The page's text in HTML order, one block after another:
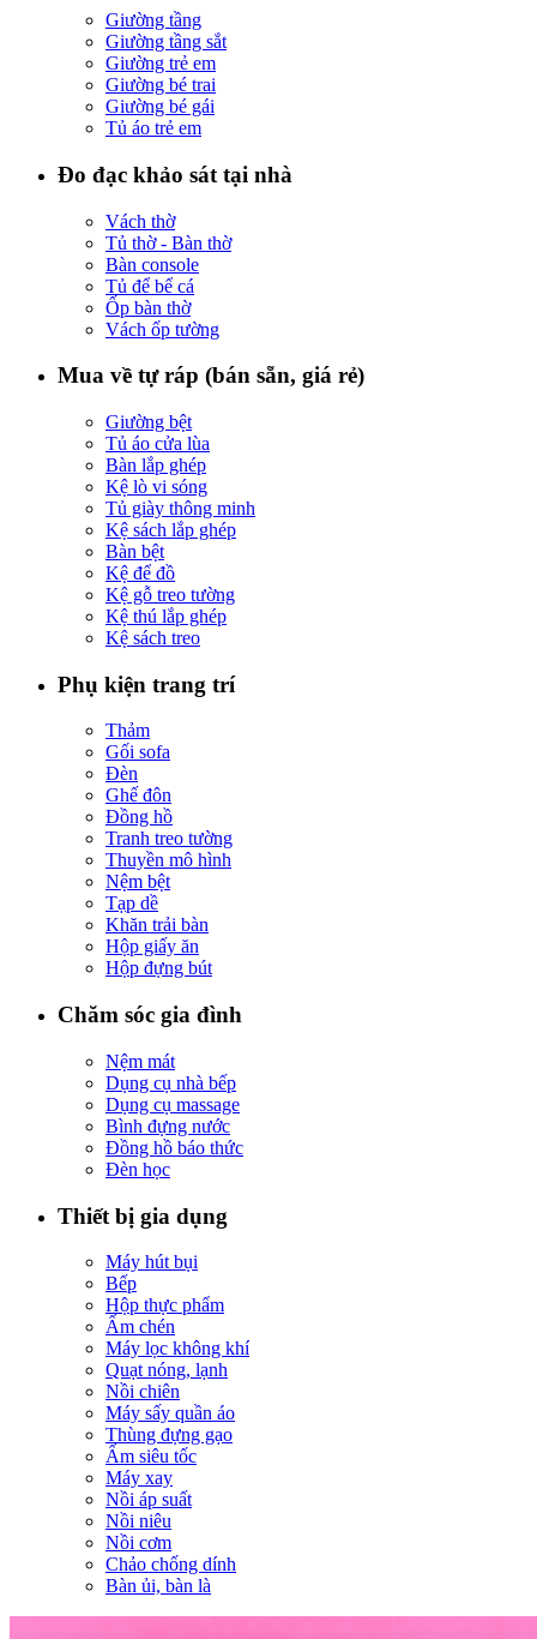
Giường tầng
Giường tầng sắt
Giường trẻ em
Giường bé trai
Giường bé gái
Tủ áo trẻ em
Đo đạc khảo sát tại nhà
Vách thờ
Tủ thờ - Bàn thờ
Bàn console
Tủ để bể cá
Ốp bàn thờ
Vách ốp tường
Mua về tự ráp (bán sẵn, giá rẻ)
Giường bệt
Tủ áo cửa lùa
Bàn lắp ghép
Kệ lò vi sóng
Tủ giày thông minh
Kệ sách lắp ghép
Bàn bệt
Kệ để đồ
Kệ gỗ treo tường
Kệ thú lắp ghép
Kệ sách treo
Phụ kiện trang trí
Thảm
Gối sofa
Đèn
Ghế đôn
Đồng hồ
Tranh treo tường
Thuyền mô hình
Nệm bệt
Tạp dề
Khăn trải bàn
Hộp giấy ăn
Hộp đựng bút
Chăm sóc gia đình
Nệm mát
Dụng cụ nhà bếp
Dụng cụ massage
Bình đựng nước
Đồng hồ báo thức
Đèn học
Thiết bị gia dụng
Máy hút bụi
Bếp
Hộp thực phẩm
Ấm chén
Máy lọc không khí
Quạt nóng, lạnh
Nồi chiên
Máy sấy quần áo
Thùng đựng gạo
Ấm siêu tốc
Máy xay
Nồi áp suất
Nồi niêu
Nồi cơm
Chảo chống dính
Bàn ủi, bàn là